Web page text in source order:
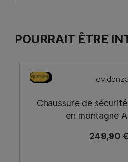
POURRAIT ÊTRE
S7S
Chaussure de
en montagne
249,90 €